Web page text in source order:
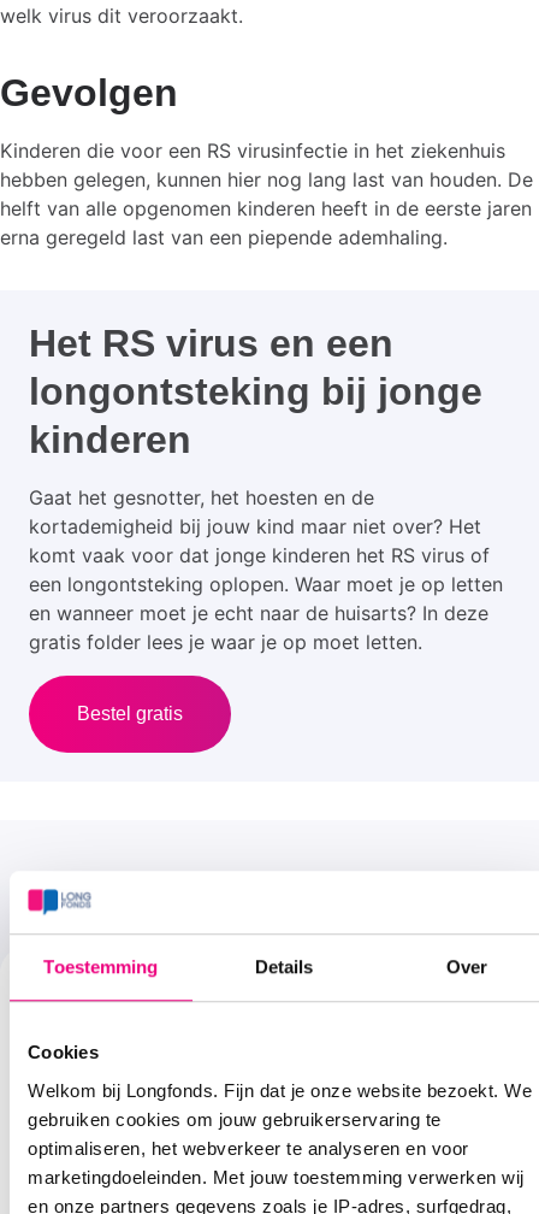
Toestemming Details Over
Cookies
Welkom bij Longfonds. Fijn dat je onze website bezoekt. We
gebruiken cookies om jouw gebruikerservaring te
optimaliseren, het webverkeer te analyseren en voor
marketingdoeleinden. Met jouw toestemming verwerken wij
en onze partners gegevens zoals je IP-adres, surfgedrag,
welk virus dit veroorzaakt.
Gevolgen
Kinderen die voor een RS virusinfectie in het ziekenhuis
hebben gelegen, kunnen hier nog lang last van houden. De
helft van alle opgenomen kinderen heeft in de eerste jaren
erna geregeld last van een piepende ademhaling.
Het RS virus en een
longontsteking bij jonge
kinderen
Gaat het gesnotter, het hoesten en de
kortademigheid bij jouw kind maar niet over? Het
komt vaak voor dat jonge kinderen het RS virus of
een longontsteking oplopen. Waar moet je op letten
en wanneer moet je echt naar de huisarts? In deze
gratis folder lees je waar je op moet letten.
Bestel gratis
Meer over het RS virus
Besmetting
Het RS virus wordt overgebracht door kleine druppeltjes in
de lucht of via lichamelijk contact.